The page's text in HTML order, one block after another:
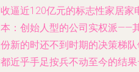
逼近120亿元的标志性家居
：创始人型的公司实权派——
新的时还不到时期的决策梯
近乎手足按兵不动至今的结